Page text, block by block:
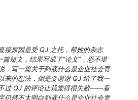
接原因是受 QJ 之托，帮她的杂志
篇短文，结果写成了“论文”，恐不堪
，写一篇关于到底什么是企业社会责
来的想法，倒是要谢谢 QJ 给了我一
过 QJ 的评论让我觉得很失败——看
仍然不太明白到底什么是企业社会责